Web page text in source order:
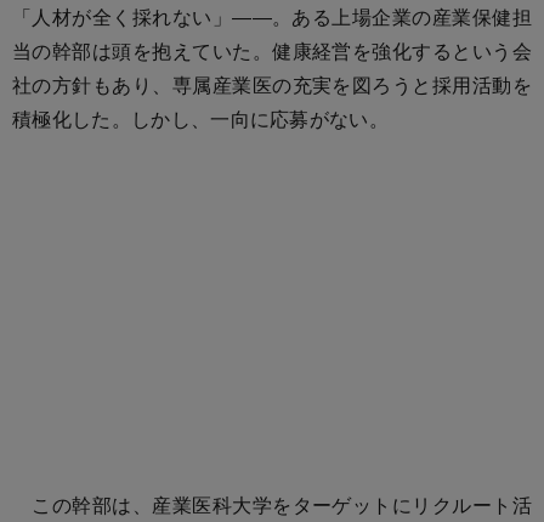
「人材が全く採れない」――。ある上場企業の産業保健担
当の幹部は頭を抱えていた。健康経営を強化するという会
社の方針もあり、専属産業医の充実を図ろうと採用活動を
積極化した。しかし、一向に応募がない。
この幹部は、産業医科大学をターゲットにリクルート活